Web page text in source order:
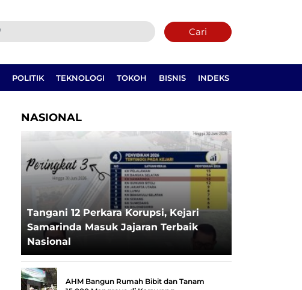
Cari
POLITIK TEKNOLOGI TOKOH BISNIS INDEKS
NASIONAL
Tangani 12 Perkara Korupsi, Kejari
Samarinda Masuk Jajaran Terbaik
Nasional
AHM Bangun Rumah Bibit dan Tanam